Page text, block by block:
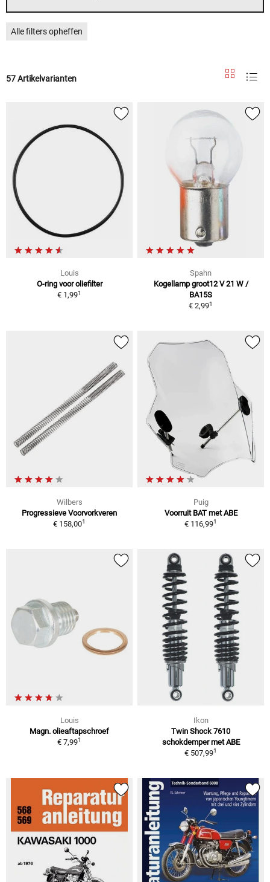
Alle filters opheffen
57 Artikelvarianten
Louis
O-ring voor oliefilter
€ 1,991
Spahn
Kogellamp groot12 V 21 W /
BA15S
€ 2,991
Wilbers
Progressieve Voorvorkveren
€ 158,001
Puig
Voorruit BAT met ABE
€ 116,991
Louis
Magn. olieaftapschroef
€ 7,991
Ikon
Twin Shock 7610
schokdemper met ABE
€ 507,991